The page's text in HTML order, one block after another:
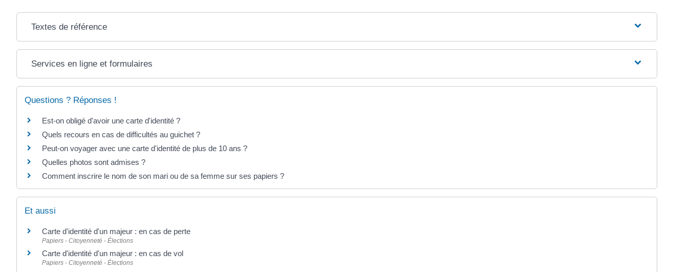
Textes de référence
Services en ligne et formulaires
Questions ? Réponses !
Est-on obligé d'avoir une carte d'identité ?
Quels recours en cas de difficultés au guichet ?
Peut-on voyager avec une carte d'identité de plus de 10 ans ?
Quelles photos sont admises ?
Comment inscrire le nom de son mari ou de sa femme sur ses papiers ?
Et aussi
Carte d'identité d'un majeur : en cas de perte
Papiers - Citoyenneté - Élections
Carte d'identité d'un majeur : en cas de vol
Papiers - Citoyenneté - Élections